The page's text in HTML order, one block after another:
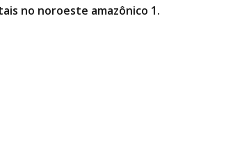
no noroeste amazônico 1.